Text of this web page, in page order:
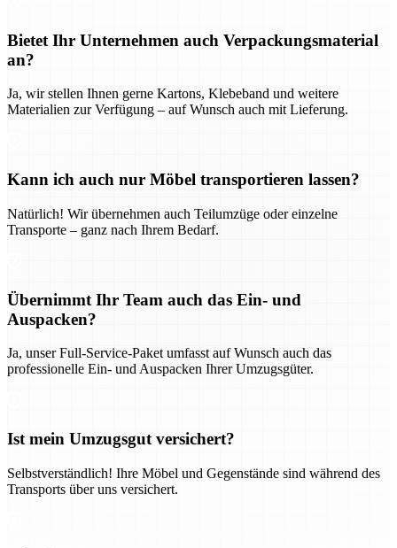
Bietet Ihr Unternehmen auch Verpackungsmaterial
an?
Ja, wir stellen Ihnen gerne Kartons, Klebeband und weitere
Materialien zur Verfügung – auf Wunsch auch mit Lieferung.
Kann ich auch nur Möbel transportieren lassen?
Natürlich! Wir übernehmen auch Teilumzüge oder einzelne
Transporte – ganz nach Ihrem Bedarf.
Übernimmt Ihr Team auch das Ein- und
Auspacken?
Ja, unser Full-Service-Paket umfasst auf Wunsch auch das
professionelle Ein- und Auspacken Ihrer Umzugsgüter.
Ist mein Umzugsgut versichert?
Selbstverständlich! Ihre Möbel und Gegenstände sind während des
Transports über uns versichert.